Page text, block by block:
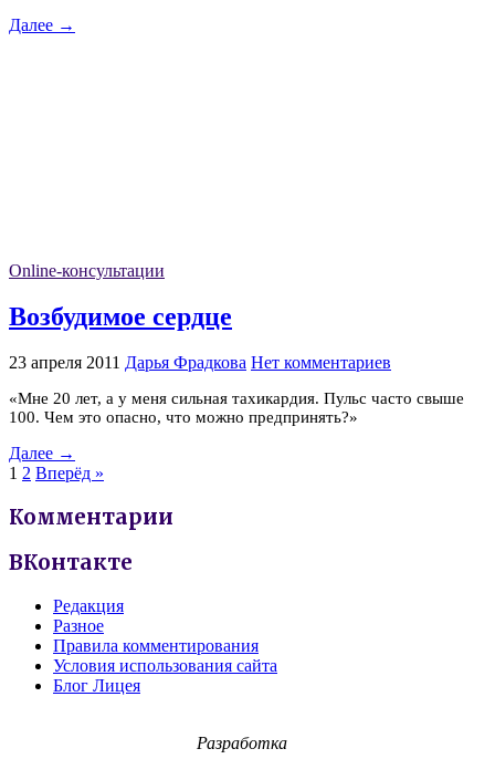
Далее →
Online-консультации
Возбудимое сердце
23 апреля 2011 Дарья Фрадкова Нет комментариев
«Мне 20 лет, а у меня сильная тахикардия. Пульс часто свыше
100. Чем это опасно, что можно предпринять?»
Далее →
1 2 Вперёд »
Комментарии
ВКонтакте
Редакция
Разное
Правила комментирования
Условия использования сайта
Блог Лицея
Разработка